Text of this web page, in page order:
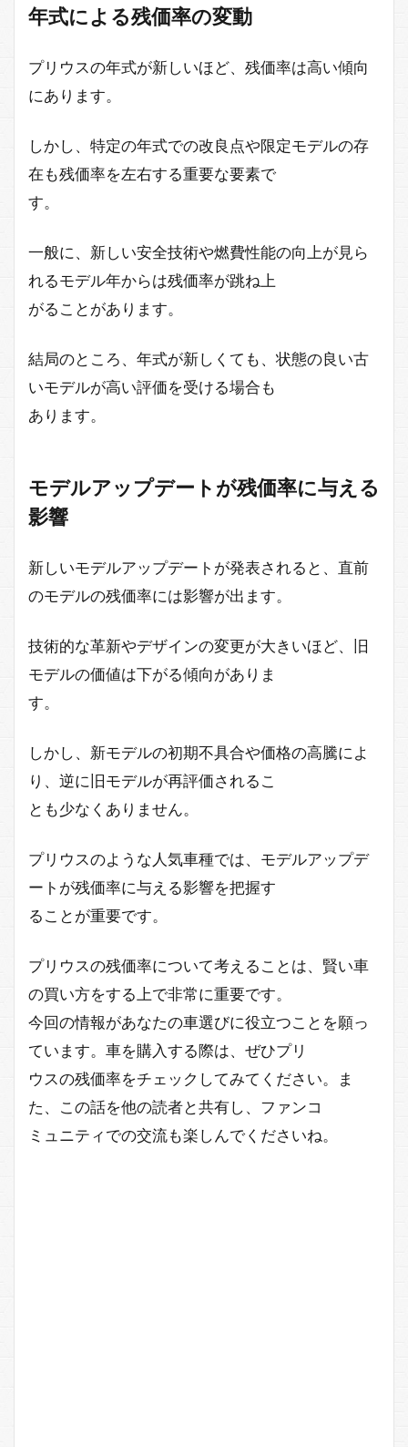
年式による残価率の変動
プリウスの年式が新しいほど、残価率は高い傾向
にあります。
しかし、特定の年式での改良点や限定モデルの存
在も残価率を左右する重要な要素で
す。
一般に、新しい安全技術や燃費性能の向上が見ら
れるモデル年からは残価率が跳ね上
がることがあります。
結局のところ、年式が新しくても、状態の良い古
いモデルが高い評価を受ける場合も
あります。
モデルアップデートが残価率に与える
影響
新しいモデルアップデートが発表されると、直前
のモデルの残価率には影響が出ます。
技術的な革新やデザインの変更が大きいほど、旧
モデルの価値は下がる傾向がありま
す。
しかし、新モデルの初期不具合や価格の高騰によ
り、逆に旧モデルが再評価されるこ
とも少なくありません。
プリウスのような人気車種では、モデルアップデ
ートが残価率に与える影響を把握す
ることが重要です。
プリウスの残価率について考えることは、賢い車
の買い方をする上で非常に重要です。
今回の情報があなたの車選びに役立つことを願っ
ています。車を購入する際は、ぜひプリ
ウスの残価率をチェックしてみてください。ま
た、この話を他の読者と共有し、ファンコ
ミュニティでの交流も楽しんでくださいね。